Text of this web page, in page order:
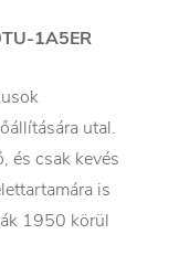
1A5ER
utal.
és csak kevés
is
1950 körül